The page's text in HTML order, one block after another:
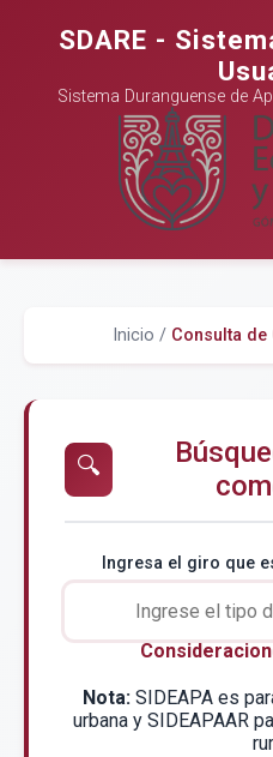
SDARE -
Sistema Duranguense de
Inicio / Consulta
🔍
Ingresa el giro que
Nota:SIDEAPA es
urbana y SIDEAPAAR